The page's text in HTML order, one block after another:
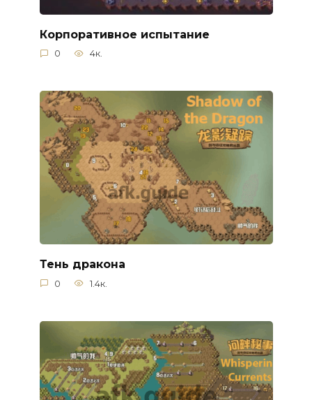
Корпоративное испытание
0 4к.
Тень дракона
0 1.4к.